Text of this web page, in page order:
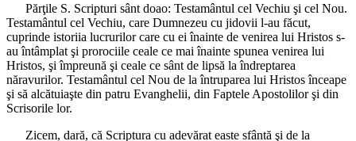
Părţile S. Scripturi sânt doao: Testamântul cel Vechiu şi cel Nou.
Testamântul cel Vechiu, care Dumnezeu cu jidovii l-au făcut,
cuprinde istoriia lucrurilor care cu ei înainte de venirea lui Hristos s-
au întâmplat şi prorociile ceale ce mai înainte spunea venirea lui
Hristos, şi împreună şi ceale ce sânt de lipsă la îndreptarea
năravurilor. Testamântul cel Nou de la întruparea lui Hristos înceape
şi să alcătuiaşte din patru Evanghelii, din Faptele Apostolilor şi din
Scrisorile lor.
Zicem, dară, că Scriptura cu adevărat easte sfântă şi de la